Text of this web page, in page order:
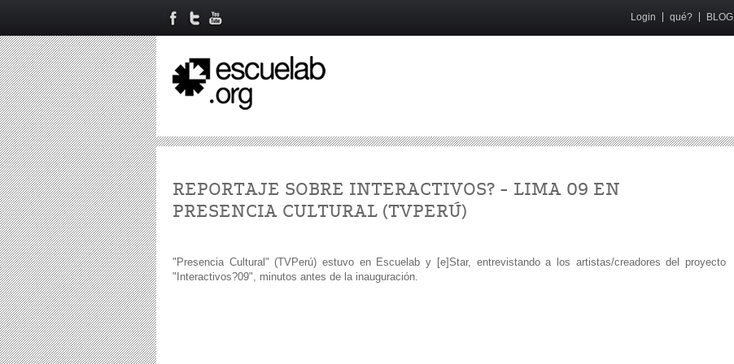
Login qué? BLOG
REPORTAJE SOBRE INTERACTIVOS? - LIMA 09 EN
PRESENCIA CULTURAL (TVPERÚ)
"Presencia Cultural" (TVPerú) estuvo en Escuelab y [e]Star, entrevistando a los artistas/creadores del proyecto
"Interactivos?09", minutos antes de la inauguración.